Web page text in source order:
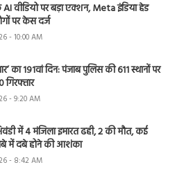
वीडियो पर बड़ा एक्शन, Meta इंडिया हेड
पर केस दर्ज
- 10:00 AM
का 191वां दिन: पंजाब पुलिस की 611 स्थानों पर
गिरफ्तार
- 9:20 AM
में 4 मंजिला इमारत ढही, 2 की मौत, कई
में दबे होने की आशंका
- 8:42 AM